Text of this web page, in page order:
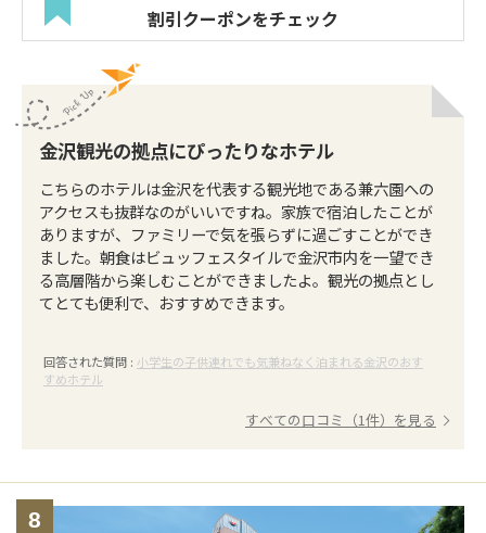
割引クーポンをチェック
金沢観光の拠点にぴったりなホテル
こちらのホテルは金沢を代表する観光地である兼六園への
アクセスも抜群なのがいいですね。家族で宿泊したことが
ありますが、ファミリーで気を張らずに過ごすことができ
ました。朝食はビュッフェスタイルで金沢市内を一望でき
る高層階から楽しむことができましたよ。観光の拠点とし
てとても便利で、おすすめできます。
回答された質問 : 小学生の子供連れでも気兼ねなく泊まれる金沢のおす
すめホテル
すべての口コミ（1件）を見る
8